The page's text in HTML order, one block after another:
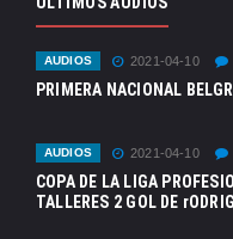
AUDIOS 2021-04-10
PRIMERA NACIONAL
AUDIOS 2021-04-10
COPA DE LA LIGA
TALLERES 2 GOL DE